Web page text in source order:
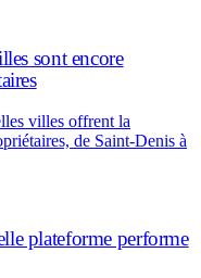
sont encore
villes offrent la
de Saint-Denis à
plateforme performe